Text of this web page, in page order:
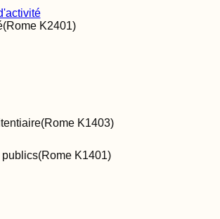
(Rome K2401)
(Rome K1403)
(Rome K1401)